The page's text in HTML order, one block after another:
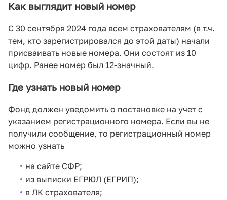
Как выглядит новый номер
С 30 сентября 2024 года всем страхователям (в т.ч.
тем, кто зарегистрировался до этой даты) начали
присваивать новые номера. Они состоят из 10
цифр. Ранее номер был 12-значный.
Где узнать новый номер
Фонд должен уведомить о постановке на учет с
указанием регистрационного номера. Если вы не
получили сообщение, то регистрационный номер
можно узнать
на сайте СФР;
из выписки ЕГРЮЛ (ЕГРИП);
в ЛК страхователя;